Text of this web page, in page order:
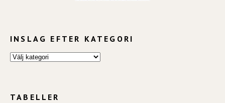
INSLAG EFTER KATEGORI
TABELLER